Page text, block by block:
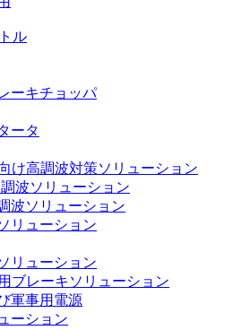
ル
ーキチョッパ
ータ
け高調波対策ソリューション
波ソリューション
波ソリューション
リューション
リューション
ブレーキソリューション
軍事用電源
ーション